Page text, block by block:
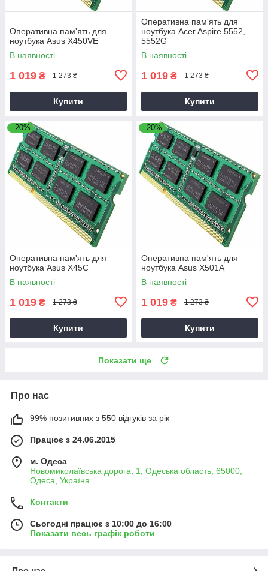
Оперативна пам'ять для
ноутбука Asus X450VE
В наявності
1 019 ₴ 1 273 ₴
Купити
Оперативна пам'ять для
ноутбука Acer Aspire 5552,
5552G
В наявності
1 019 ₴ 1 273 ₴
Купити
–20%
Оперативна пам'ять для
ноутбука Asus X45C
В наявності
1 019 ₴ 1 273 ₴
Купити
–20%
Оперативна пам'ять для
ноутбука Asus X501A
В наявності
1 019 ₴ 1 273 ₴
Купити
Показати ще
Про нас
99% позитивних з 550 відгуків за рік
Працює з 24.06.2015
м. Одеса
Новомиколаївська дорога, 1, Одеська область, 65000,
Одеса, Україна
Контакти
Сьогодні працює з 10:00 до 16:00
Показати весь графік роботи